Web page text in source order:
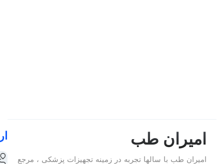
امیران طب
امیران طب با سالها تجربه در زمینه تجهیزات پزشکی ، مرجع